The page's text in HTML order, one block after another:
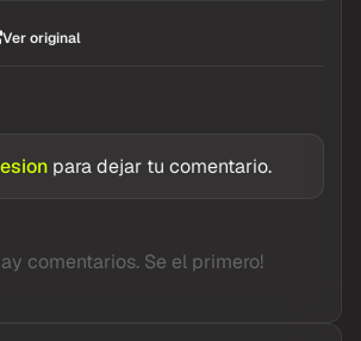
Ver original
para dejar tu comentario.
comentarios. Se el primero!